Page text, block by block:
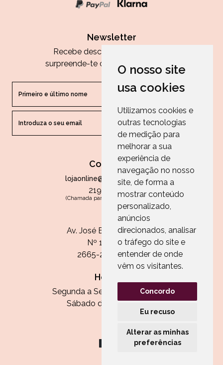
O nosso site
usa cookies
Utilizamos cookies e
outras tecnologias
de medição para
melhorar a sua
experiência de
navegação no nosso
site, de forma a
mostrar conteúdo
personalizado,
anúncios
direcionados, analisar
o tráfego do site e
entender de onde
vêm os visitantes.
Concordo
Eu recuso
Alterar as minhas
preferências
Newsletter
Recebe descontos exclusivos e
surpreende-te com as nossas dicas.
ENVIAR
Contactos
lojaonline@paperandarts.pt
219 862 836
(Chamada para a rede fixa nacional)
Loja
Av. José Batista Antunes
Nº 11, Loja 10
2665-236 Malveira
Horário:
Segunda a Sexta das 13h às 20h
Sábado das 9h30 às 13h